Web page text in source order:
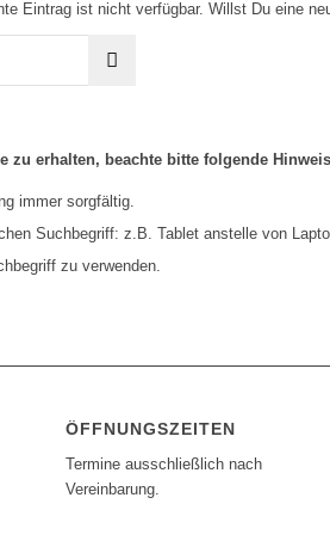
Eintrag ist nicht verfügbar. Willst Du eine
zu erhalten, beachte bitte folgende
immer sorgfältig.
Suchbegriff: z.B. Tablet anstelle von
zu verwenden.
ÖFFNUNGSZEITEN
Termine ausschließlich nach
Vereinbarung.